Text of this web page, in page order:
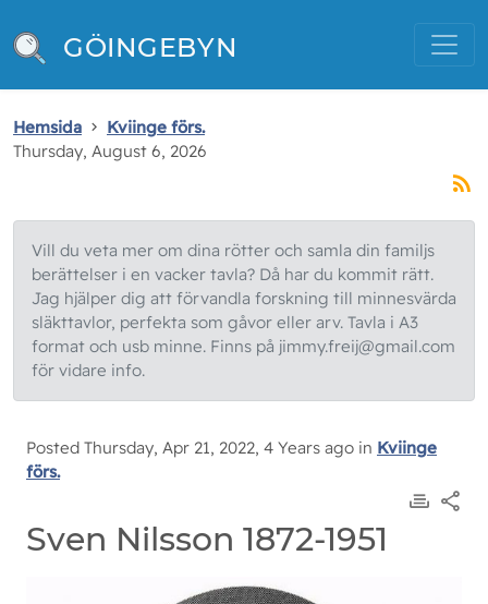
GÖINGEBYN
Hemsida
Kviinge förs.
Thursday, August 6, 2026
Vill du veta mer om dina rötter och samla din familjs
berättelser i en vacker tavla? Då har du kommit rätt.
Jag hjälper dig att förvandla forskning till minnesvärda
släkttavlor, perfekta som gåvor eller arv. Tavla i A3
format och usb minne. Finns på jimmy.freij@gmail.com
för vidare info.
Posted Thursday, Apr 21, 2022, 4 Years ago in Kviinge
förs.
Sven Nilsson 1872-1951